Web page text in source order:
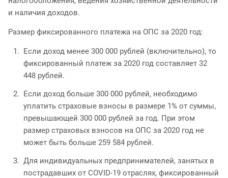
и наличия доходов.
Размер фиксированного платежа на ОПС за 2020 год:
Если доход менее 300 000 рублей (включительно), то
фиксированный платеж за 2020 год составляет 32
448 рублей.
Если доход больше 300 000 рублей, необходимо
уплатить страховые взносы в размере 1% от суммы,
превышающей 300 000 рублей за год. При этом
размер страховых взносов на ОПС за 2020 год не
может быть больше 259 584 рублей.
Для индивидуальных предпринимателей, занятых в
пострадавших от COVID-19 отраслях, фиксированный